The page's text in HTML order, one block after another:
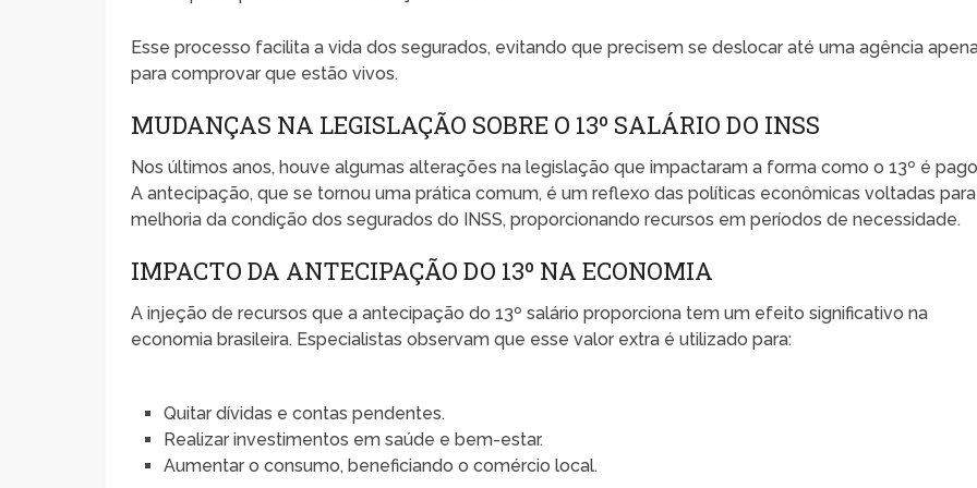
Esse processo facilita a vida dos segurados, evitando que precisem se deslocar até uma agência
para comprovar que estão vivos.
MUDANÇAS NA LEGISLAÇÃO SOBRE O 13º SALÁRIO DO INSS
Nos últimos anos, houve algumas alterações na legislação que impactaram a forma como o 13º é
A antecipação, que se tornou uma prática comum, é um reflexo das políticas econômicas voltadas
melhoria da condição dos segurados do INSS, proporcionando recursos em períodos de necessidade.
IMPACTO DA ANTECIPAÇÃO DO 13º NA ECONOMIA
A injeção de recursos que a antecipação do 13º salário proporciona tem um efeito significativo na
economia brasileira. Especialistas observam que esse valor extra é utilizado para:
Quitar dívidas e contas pendentes.
Realizar investimentos em saúde e bem-estar.
Aumentar o consumo, beneficiando o comércio local.